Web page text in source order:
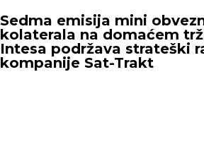
Sedma emisija mini
kolaterala na domaćem
Intesa podržava strateški
kompanije Sat-Trakt